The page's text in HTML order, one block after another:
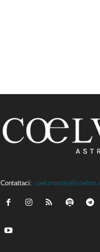
Contattaci: